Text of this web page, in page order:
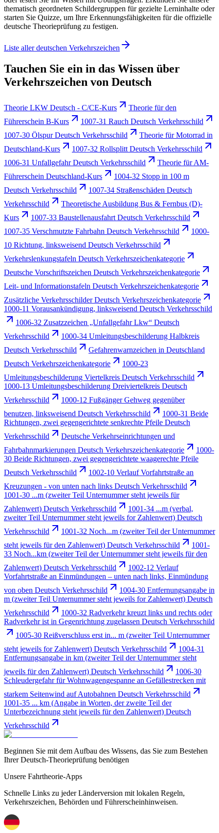
thematisch geordneten Schildergruppen für gezielte Lerninhalte oder
starten Sie Quizze, um Ihre Erkennungsfähigkeiten für die offizielle
deutsche Theorieprüfung zu festigen.
Liste aller deutschen Verkehrszeichen
Tauchen Sie ein in das Wissen über
Verkehrszeichen von Deutsch
Theorie LKW Deutsch - C/CE-Kurs
Theorie für den
Führerschein B-Kurs
1007-31 Rauch Deutsch Verkehrsschild
1007-30 Ölspur Deutsch Verkehrsschild
Theorie für Motorrad in
Deutschland-Kurs
1007-32 Rollsplitt Deutsch Verkehrsschild
1006-31 Unfallgefahr Deutsch Verkehrsschild
Theorie für AM-
Führerschein Deutschland-Kurs
1004-32 Stopp in 100 m
Deutsch Verkehrsschild
1007-34 Straßenschäden Deutsch
Verkehrsschild
Theoretische Ausbildung Bus & Fernbus (D)-
Kurs
1007-33 Baustellenausfahrt Deutsch Verkehrsschild
1007-35 Verschmutzte Fahrbahn Deutsch Verkehrsschild
1000-
10 Richtung, linksweisend Deutsch Verkehrsschild
Verkehrslenkungstafeln Deutsch Verkehrszeichenkategorie
Deutsche Vorschriftszeichen Deutsch Verkehrszeichenkategorie
Leit- und Informationstafeln Deutsch Verkehrszeichenkategorie
Zusätzliche Verkehrsschilder Deutsch Verkehrszeichenkategorie
1000-11 Vorausankündigung, linksweisend Deutsch Verkehrsschild
1006-32 Zusatzzeichen „Unfallgefahr Lkw“ Deutsch
Verkehrsschild
1000-34 Umleitungsbeschilderung Halbkreis
Deutsch Verkehrsschild
Gefahrenwarnzeichen in Deutschland
Deutsch Verkehrszeichenkategorie
1000-23
Umleitungsbeschilderung Viertelkreis Deutsch Verkehrsschild
1000-13 Umleitungsbeschilderung Dreiviertelkreis Deutsch
Verkehrsschild
1000-12 Fußgänger Gehweg gegenüber
benutzen, linksweisend Deutsch Verkehrsschild
1000-31 Beide
Richtungen, zwei gegengerichtete senkrechte Pfeile Deutsch
Verkehrsschild
Deutsche Verkehrseinrichtungen und
Fahrbahnmarkierungen Deutsch Verkehrszeichenkategorie
1000-
30 Beide Richtungen, zwei gegengerichtete waagerechte Pfeile
Deutsch Verkehrsschild
1002-10 Verlauf Vorfahrtstraße an
Kreuzungen - von unten nach links Deutsch Verkehrsschild
1001-30 ...m (zweiter Teil Unternummer steht jeweils für
Zahlenwert) Deutsch Verkehrsschild
1001-34 ...m (verbal,
zweiter Teil Unternummer steht jeweils for Zahlenwert) Deutsch
Verkehrsschild
1001-32 Noch...m (zweiter Teil der Unternummer
steht jeweils für den Zahlenwert) Deutsch Verkehrsschild
1001-
33 Noch...km (zweiter Teil der Unternummer steht jeweils für den
Zahlenwert) Deutsch Verkehrsschild
1002-12 Verlauf
Vorfahrtstraße an Einmündungen – unten nach links, Einmündung
von oben Deutsch Verkehrsschild
1004-30 Entfernungsangabe in
m (zweiter Teil Unternummer steht jeweils for Zahlenwert) Deutsch
Verkehrsschild
1000-32 Radverkehr kreuzt links und rechts oder
Radverkehr ist in Gegenrichtung zugelassen Deutsch Verkehrsschild
1005-30 Reißverschluss erst in... m (zweiter Teil Unternummer
steht jeweils for Zahlenwert) Deutsch Verkehrsschild
1004-31
Entfernungsangabe in km (zweiter Teil der Unternummer steht
jeweils für den Zahlenwert) Deutsch Verkehrsschild
1006-30
Schleudergefahr für Wohnwagengespanne an Gefällestrecken mit
starkem Seitenwind auf Autobahnen Deutsch Verkehrsschild
1001-35 ... km (Angabe in Worten, der zweite Teil der
Unterbezeichnung steht jeweils für den Zahlenwert) Deutsch
Verkehrsschild
Beginnen Sie mit dem Aufbau des Wissens, das Sie zum Bestehen
Ihrer Deutsch-Theorieprüfung benötigen
Unsere Fahrtheorie-Apps
Schnelle Links zu jeder Länderversion mit lokalen Regeln,
Verkehrszeichen, Behörden und Führerscheinhinweisen.